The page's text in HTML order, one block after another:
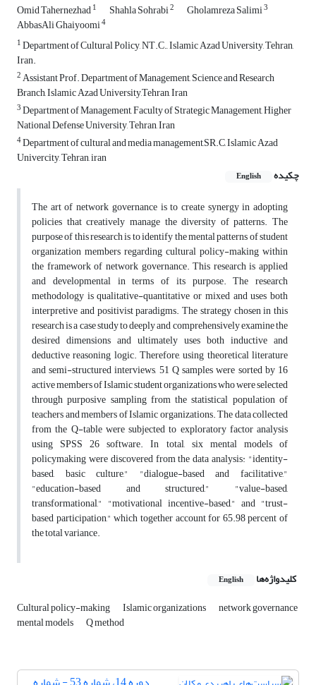
Omid Tahernezhad1 Shahla Sohrabi2 Gholamreza Salimi3
AbbasAli Ghaiyoomi4
1Department of Cultural Policy, NT.C., Islamic Azad University, Tehran,
Iran.
2Assistant Prof. Department of Management, Science and Research
Branch, Islamic Azad University,Tehran, Iran
3Department of Management, Faculty of Strategic Management, Higher
National Defense University, Tehran, Iran
4Department of cultural and media management,SR.C, Islamic Azad
Univercity, Tehran, iran
چکیده
English
The art of network governance is to create synergy in adopting
policies that creatively manage the diversity of patterns. The
purpose of this research is to identify the mental patterns of student
organization members regarding cultural policy-making within
the framework of network governance. This research is applied
and developmental in terms of its purpose. The research
methodology is qualitative-quantitative or mixed and uses both
interpretive and positivist paradigms. The strategy chosen in this
research is a case study to deeply and comprehensively examine the
desired dimensions and ultimately uses both inductive and
deductive reasoning logic. Therefore, using theoretical literature
and semi-structured interviews, 51 Q samples were sorted by 16
active members of Islamic student organizations who were selected
through purposive sampling from the statistical population of
teachers and members of Islamic organizations. The data collected
from the Q-table were subjected to exploratory factor analysis
using SPSS 26 software. In total, six mental models of
policymaking were discovered from the data analysis: "identity-
based, basic culture," "dialogue-based and facilitative,"
"education-based and structured," "value-based,
transformational," "motivational incentive-based," and "trust-
based participation," which together account for 65.98 percent of
the total variance.
کلیدواژه‌ها English
Cultural policy-making Islamic organizations network governance
mental models Q method